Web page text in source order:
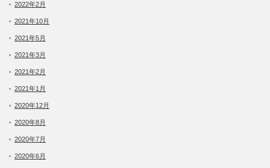
2022年2月
2021年10月
2021年5月
2021年3月
2021年2月
2021年1月
2020年12月
2020年8月
2020年7月
2020年6月